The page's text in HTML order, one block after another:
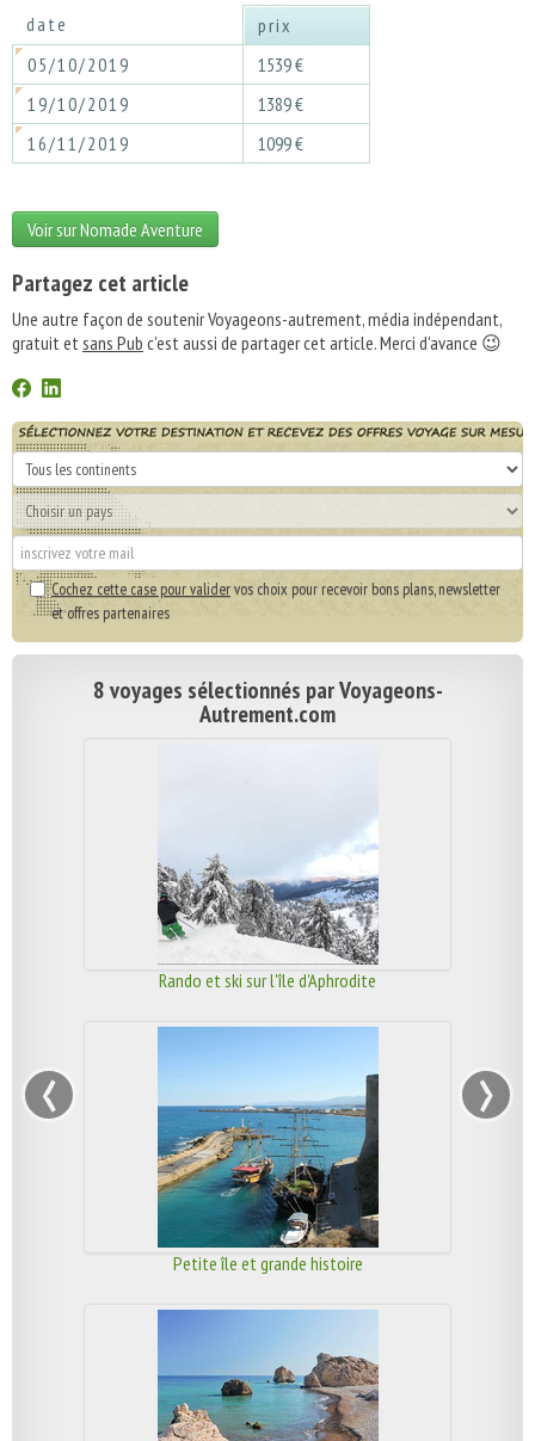
date
prix
05/10/2019
1539 €
19/10/2019
1389 €
16/11/2019
1099 €
Voir sur Nomade Aventure
Partagez cet article
Une autre façon de soutenir Voyageons-autrement, média indépendant,
gratuit etsans Pub c'est aussi de partager cet article. Merci d'avance 😉
Cochez cette case pour validervos choix pour recevoir bons plans, newsletter
et offres partenaires
8 voyages sélectionnés par Voyageons-
Autrement.com
Rando et ski sur l'île d'Aphrodite
Petite île et grande histoire
‹ ›